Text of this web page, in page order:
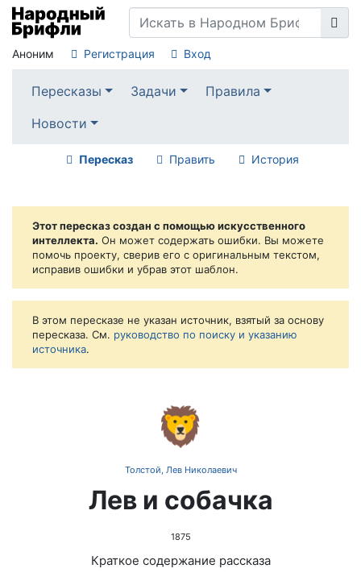
Аноним Регистрация Вход
Пересказы Задачи
Правила
Новости
Пересказ Править История
Этот пересказ создан с помощью искусственного
интеллекта. Он может содержать ошибки. Вы можете
помочь проекту, сверив его с оригинальным текстом,
исправив ошибки и убрав этот шаблон.
В этом пересказе не указан источник, взятый за основу
пересказа. См. руководство по поиску и указанию
источника.
🦁
Толстой, Лев Николаевич
Лев и собачка
1875
Краткое содержание рассказа